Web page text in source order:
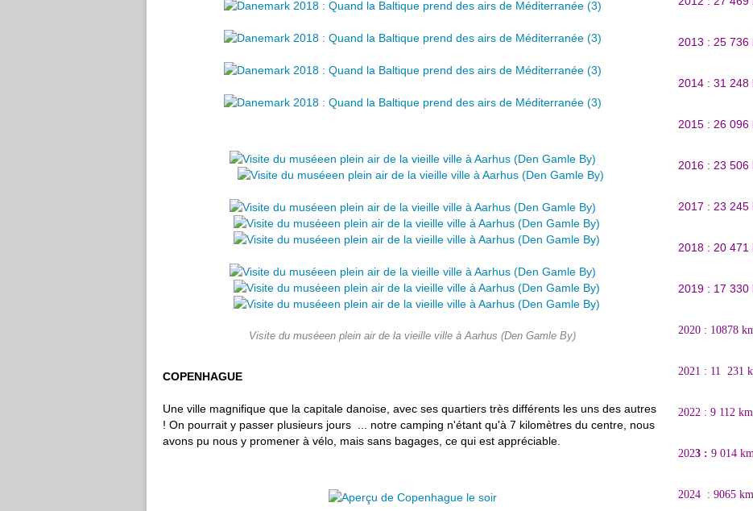
Visite du muséeen plein air de la vieille ville à Aarhus (Den Gamle By)
COPENHAGUE
Une ville magnifique que la capitale danoise, avec ses quartiers très différents les uns des autres
! On pourrait y passer plusieurs jours ... notre camping n'étant qu'à 7 kilomètres du centre, nous
avons pu nous y promener à vélo, mais sans bagages, ce qui est appréciable.
2013 : 25 736
2014 : 31
2015 : 26 096
2016 : 23 506
2017 : 23 245
2018 : 20 471
2019 : 17 330
2020 : 10878
2021 : 11 231
2022 : 9 112
2023 : 9 014
2024 : 9065